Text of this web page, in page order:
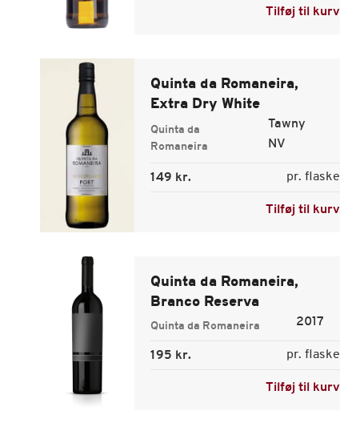
Tilføj til kurv
Quinta da Romaneira,
Extra Dry White
Quinta da
Romaneira
Tawny
NV
149 kr. pr. flaske
Tilføj til kurv
Quinta da Romaneira,
Branco Reserva
Quinta da Romaneira 2017
195 kr. pr. flaske
Tilføj til kurv